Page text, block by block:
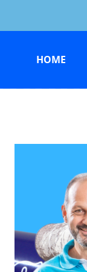
HOME